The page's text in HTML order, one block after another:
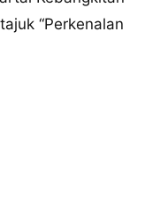
“Perkenalan